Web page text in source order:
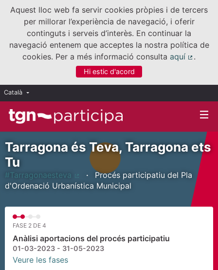
Aquest lloc web fa servir cookies pròpies i de tercers
per millorar l’experiència de navegació, i oferir
continguts i serveis d’interès. En continuar la
navegació entenem que acceptes la nostra política de
cookies. Per a més informació consulta aquí
.
Hi estic d'acord
Català Triar la llengua
Tarragona és Teva, Tarragona ets
Tu
#Tarragonaesteva
(Enllaç extern)
Procés participatiu del Pla
d'Ordenació Urbanística Municipal
FASE 2 DE 4
Anàlisi aportacions del procés participatiu
01-03-2023 - 31-05-2023
Veure les fases